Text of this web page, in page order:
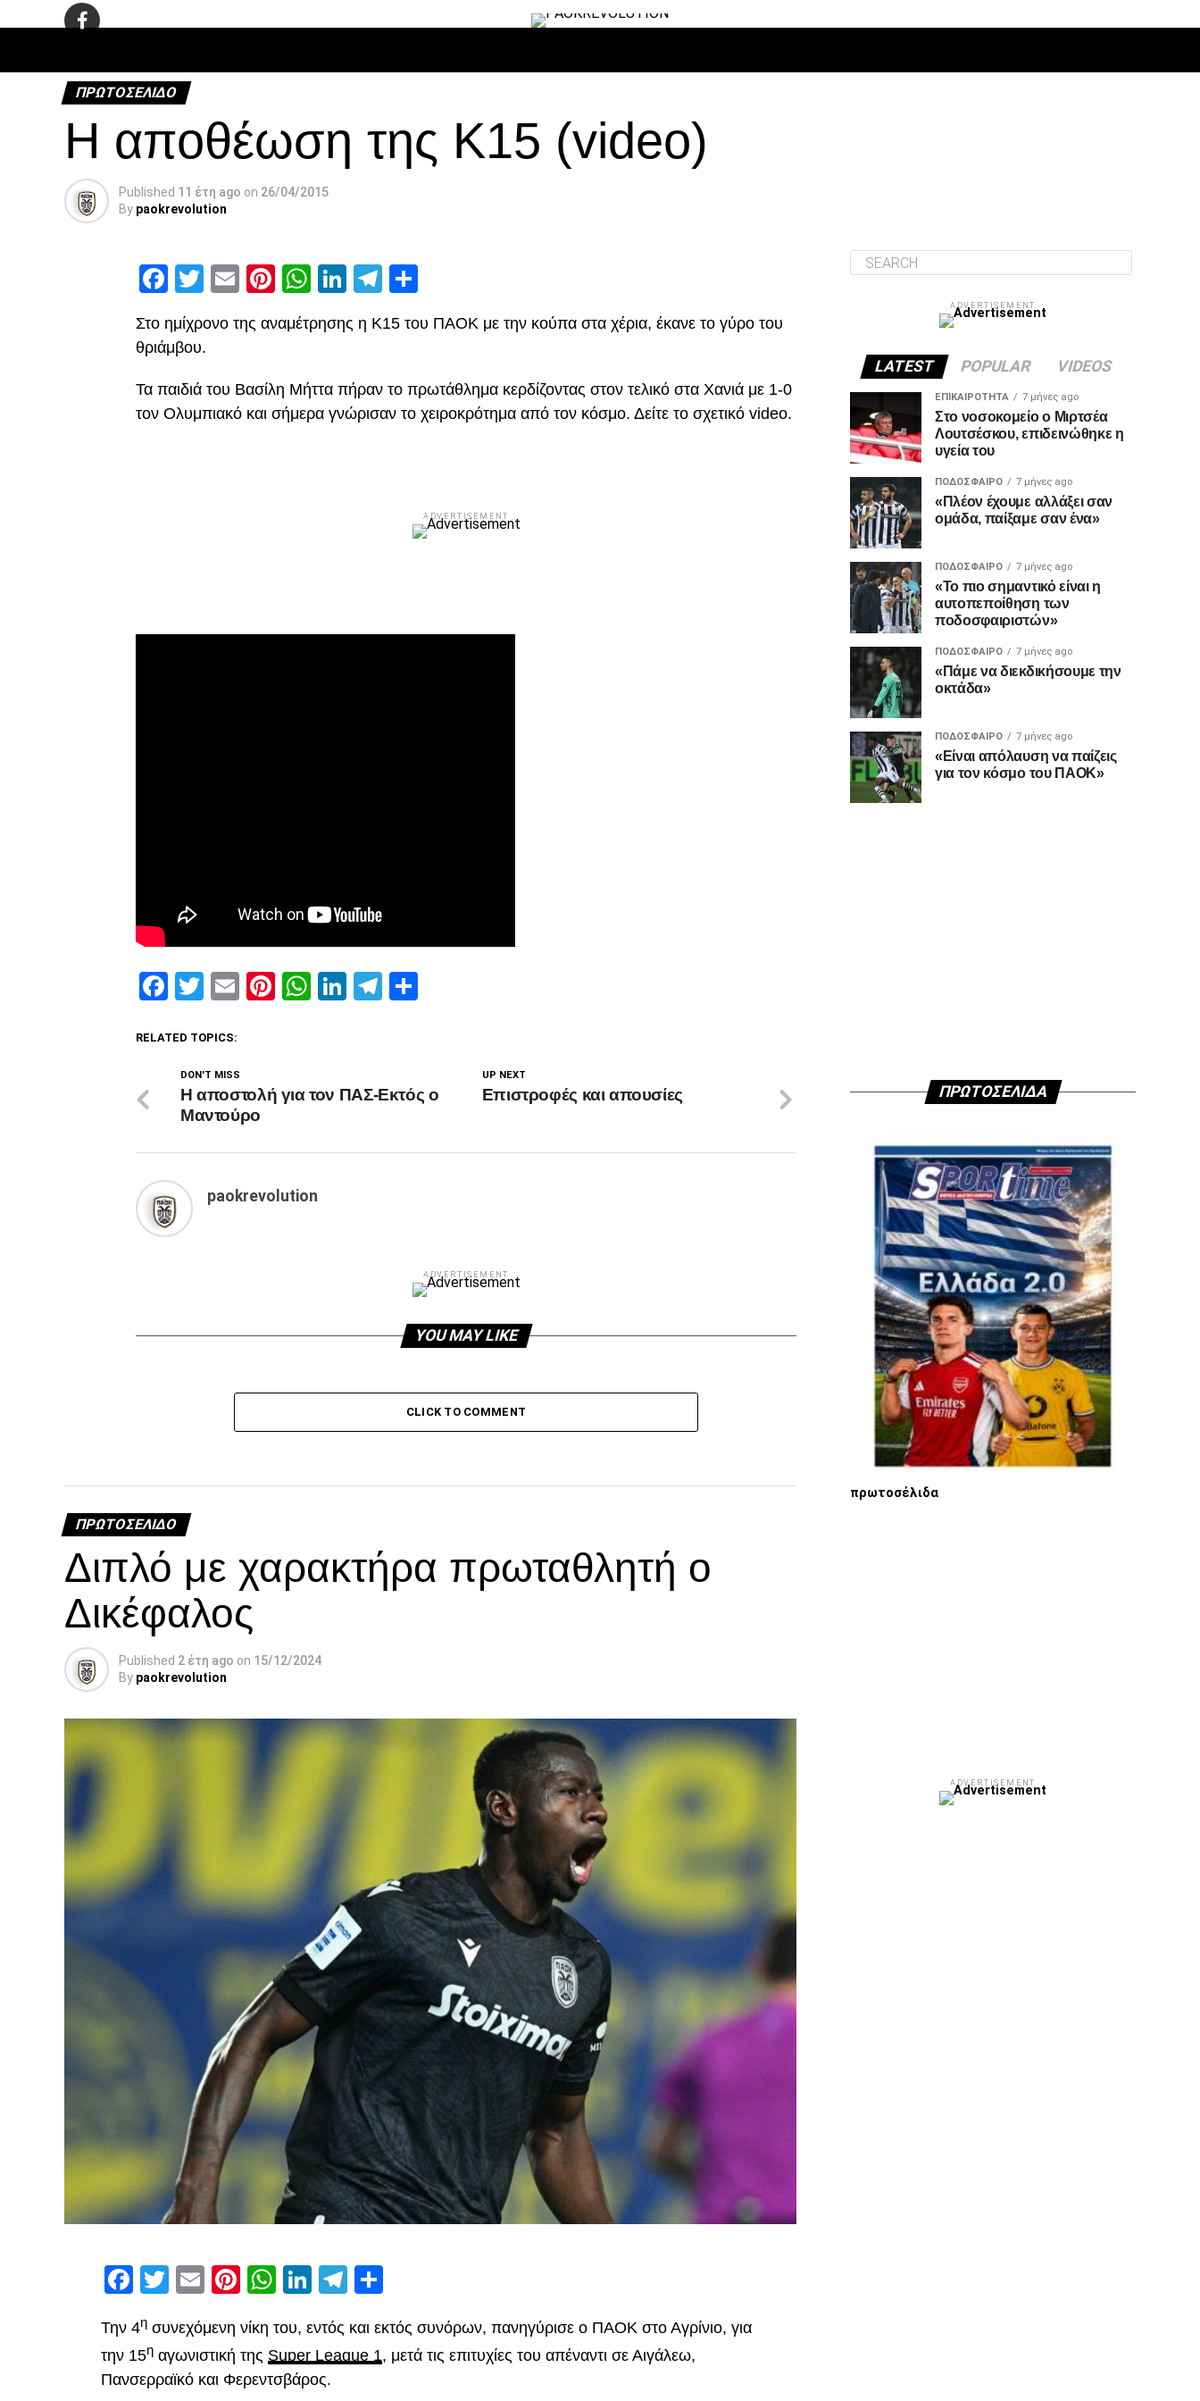
ΠΡΩΤΟΣΈΛΙΔΟ
Η αποθέωση της Κ15 (video)
Published 11 έτη ago on 26/04/2015
By paokrevolution
Facebook
Twitter
EmailPinterest
WhatsApp
LinkedIn
Telegram
Στο ημίχρονο της αναμέτρησης η Κ15 του ΠΑΟΚ με την κούπα στα χέρια, έκανε το γύρο του
θριάμβου.
Τα παιδιά του Βασίλη Μήττα πήραν το πρωτάθλημα κερδίζοντας στον τελικό στα Χανιά με 1-0
τον Ολυμπιακό και σήμερα γνώρισαν το χειροκρότημα από τον κόσμο. Δείτε το σχετικό video.
ADVERTISEMENT
Facebook
Twitter
EmailPinterest
WhatsApp
LinkedIn
Telegram
RELATED TOPICS:
UP NEXT
Επιστροφές και απουσίες
DON'T MISS
H αποστολή για τον ΠΑΣ-Εκτός ο
Μαντούρο
paokrevolution
ADVERTISEMENT
YOU MAY LIKE
CLICK TO COMMENT
ΠΡΩΤΟΣΈΛΙΔΟ
Διπλό με χαρακτήρα πρωταθλητή ο
Δικέφαλος
Published 2 έτη ago on 15/12/2024
By paokrevolution
Facebook
Twitter
EmailPinterest
WhatsApp
LinkedIn
Telegram
Την 4η συνεχόμενη νίκη του, εντός και εκτός συνόρων, πανηγύρισε ο ΠΑΟΚ στο Αγρίνιο, για
την 15η αγωνιστική της Super League 1, μετά τις επιτυχίες του απέναντι σε Αιγάλεω,
Πανσερραϊκό και Φερεντσβάρος.
ADVERTISEMENT
LATEST POPULAR VIDEOS
ΕΠΙΚΑΙΡΌΤΗΤΑ 7 μήνες ago
Στο νοσοκομείο ο Μιρτσέα
Λουτσέσκου, επιδεινώθηκε η
υγεία του
ΠΟΔΌΣΦΑΙΡΟ 7 μήνες ago
«Πλέον έχουμε αλλάξει σαν
ομάδα, παίξαμε σαν ένα»
ΠΟΔΌΣΦΑΙΡΟ 7 μήνες ago
«Το πιο σημαντικό είναι η
αυτοπεποίθηση των
ποδοσφαιριστών»
ΠΟΔΌΣΦΑΙΡΟ 7 μήνες ago
«Πάμε να διεκδικήσουμε την
οκτάδα»
ΠΟΔΌΣΦΑΙΡΟ 7 μήνες ago
«Είναι απόλαυση να παίζεις
για τον κόσμο του ΠΑΟΚ»
ΠΡΩΤΟΣΕΛΙΔΑ
πρωτοσέλιδα
ADVERTISEMENT